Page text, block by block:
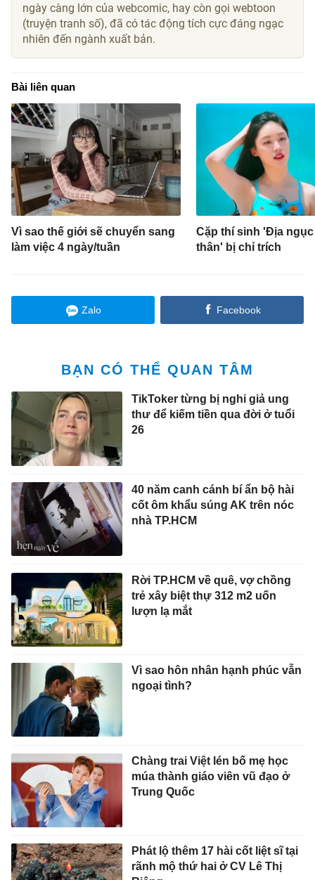
ngày càng lớn của webcomic, hay còn gọi webtoon
(truyện tranh số), đã có tác động tích cực đáng ngạc
nhiên đến ngành xuất bản.
Bài liên quan
Vì sao thế giới sẽ chuyển sang
làm việc 4 ngày/tuần
Cặp thí sinh 'Địa
thân' bị chỉ trích
Zalo Facebook
BẠN CÓ THỂ QUAN TÂM
TikToker từng bị nghi giả ung
thư để kiếm tiền qua đời ở tuổi
26
40 năm canh cánh bí ẩn bộ hài
cốt ôm khẩu súng AK trên nóc
nhà TP.HCM
Rời TP.HCM về quê, vợ chồng
trẻ xây biệt thự 312 m2 uốn
lượn lạ mắt
Vì sao hôn nhân hạnh phúc vẫn
ngoại tình?
Chàng trai Việt lén bố mẹ học
múa thành giáo viên vũ đạo ở
Trung Quốc
Phát lộ thêm 17 hài cốt liệt sĩ tại
rãnh mộ thứ hai ở CV Lê Thị